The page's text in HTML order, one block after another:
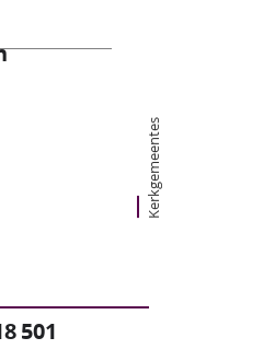
Kerkgemeentes
501